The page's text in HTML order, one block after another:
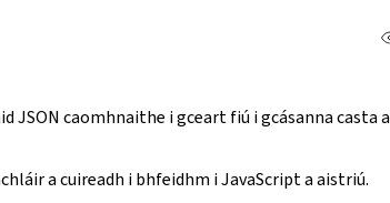
JSON caomhnaithe i gceart fiú i gcásanna casta a
a cuireadh i bhfeidhm i JavaScript a aistriú.